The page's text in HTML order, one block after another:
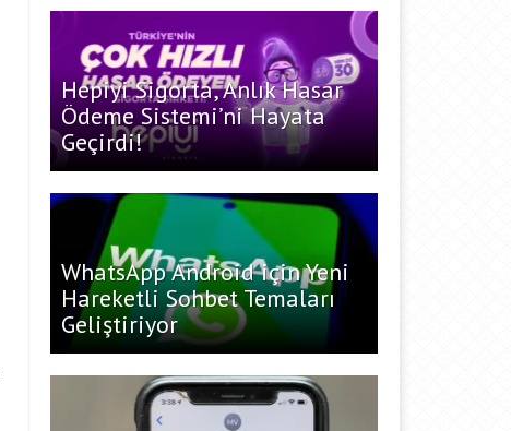
Hepiyi Sigorta, Anlık Hasar
Ödeme Sistemi’ni Hayata
Geçirdi!
WhatsApp Android için Yeni
Hareketli Sohbet Temaları
Geliştiriyor